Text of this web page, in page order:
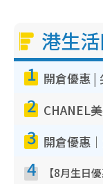
港生
1
2
3
4